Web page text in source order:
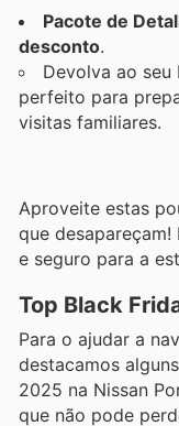
Pacote de
desconto.
Devolva ao
perfeito para
visitas familiares.
Aproveite estas
que desapareçam!
e seguro para a
Top Black
Para o ajudar a
destacamos
2025 na Nissan
que não pode